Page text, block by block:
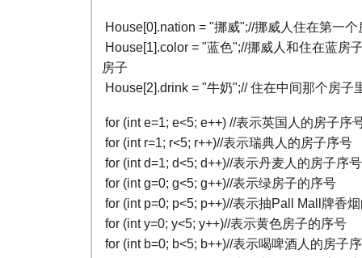
House[0].nation = "挪威";//挪威人住在第一个
House[1].color = "蓝色";//挪威人和住在蓝房
房子
House[2].drink = "牛奶";// 住在中间那个房子
for (int e=1; e<5; e++) //表示英国人的房子序
for (int r=1; r<5; r++)//表示瑞典人的房子序号
for (int d=1; d<5; d++)//表示丹麦人的房子序号
for (int g=0; g<5; g++)//表示绿房子的序号
for (int p=0; p<5; p++)//表示抽Pall Mall牌香
for (int y=0; y<5; y++)//表示黄色房子的序号
for (int b=0; b<5; b++)//表示喝啤酒人的房子